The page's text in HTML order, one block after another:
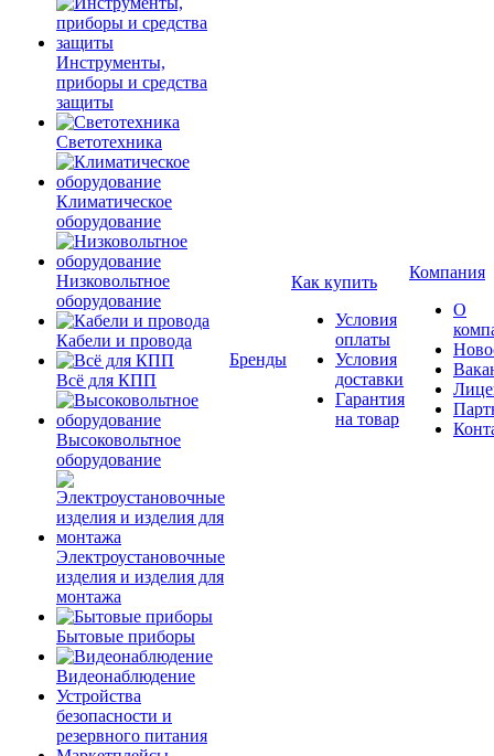
Инструменты,
приборы и средства
защиты
Светотехника
Климатическое
оборудование
Низковольтное
оборудование
Кабели и провода
Всё для КПП
Высоковольтное
оборудование
Электроустановочные
изделия и изделия для
монтажа
Бытовые приборы
Видеонаблюдение
Устройства
безопасности и
резервного питания
Бренды
Как купить
Условия
оплаты
Условия
доставки
Гарантия
на товар
Компания
О